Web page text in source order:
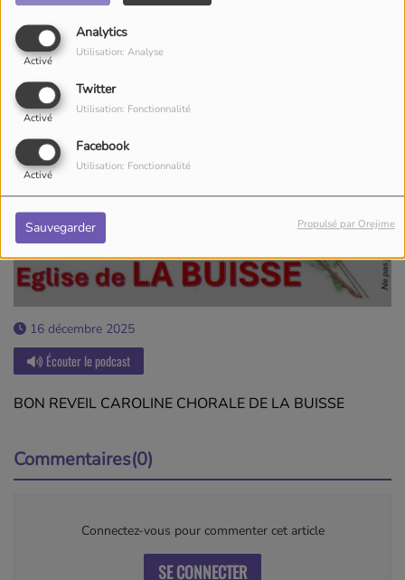
Analytics
Activé
Utilisation: Analyse
Twitter
Activé
Utilisation: Fonctionnalité
Facebook
Activé
Utilisation: Fonctionnalité
Sauvegarder Propulsé par Orejime
16 décembre 2025
Écouter le podcast
BON REVEIL CAROLINE CHORALE DE LA BUISSE
Commentaires(0)
Connectez-vous pour commenter cet article
SE CONNECTER